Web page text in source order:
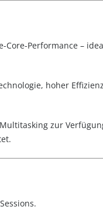
Performance –
hoher
zur